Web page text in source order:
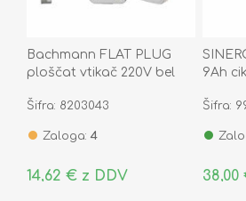
Bachmann FLAT PLUG
ploščat vtikač 220V bel
Šifra: 8203043
Zaloga: 4
14,62 € z DDV
9Ah
Šifra:
38,00